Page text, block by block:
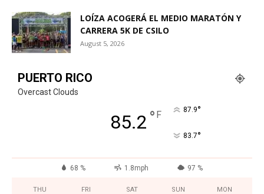
LOÍZA ACOGERÁ EL MEDIO MARATÓN Y
CARRERA 5K DE CSILO
August 5, 2026
PUERTO RICO
Overcast Clouds
85.2 ° F 87.9°
83.7°
68 % 1.8mph 97 %
THU FRI SAT SUN MON